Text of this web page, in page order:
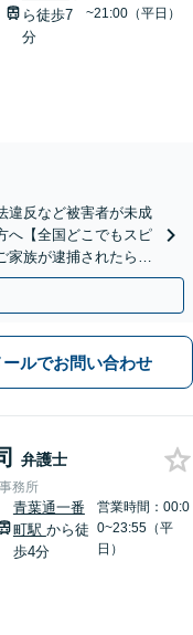
ら徒歩7
分
~21:00（平日）
違反など被害者が未成
へ【全国どこでもスピ
家族が逮捕されたら一
付】
ールでお問い合わせ
弁護士
務所
青葉通一番
町駅 から徒
歩4分
営業時間：00:0
0~23:55（平
日）